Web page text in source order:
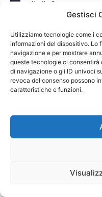
Gestisci
Utilizziamo tecnologie come i
informazioni del dispositivo. Lo
navigazione e per mostrare
queste tecnologie ci consentirà
di navigazione o gli ID univoci
revoca del consenso possono
caratteristiche e funzioni.
Italia?
- 21
STRUMENTI